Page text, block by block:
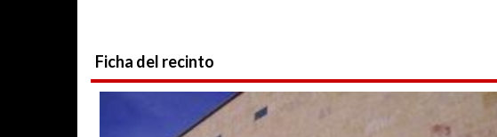
Ficha del recinto